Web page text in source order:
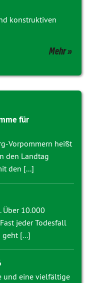
konstruktiven
Mehr
für
Vorpommern heißt
den Landtag
den [...]
Über 10.000
jeder Todesfall
[...]
und eine vielfältige